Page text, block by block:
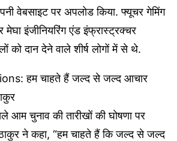
वेबसाइट पर अपलोड किया. फ्यूचर गेमिंग
इंजीनियरिंग एंड इंफ्रास्ट्रक्चर
को दान देने वाले शीर्ष लोगों में से थे.
हम चाहते हैं जल्द से जल्द आचार
आम चुनाव की तारीखों की घोषणा पर
ने कहा, “हम चाहते हैं कि जल्द से जल्द